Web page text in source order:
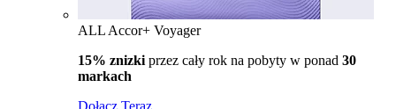
ALL Accor+ Voyager
15% znizki przez cały rok na pobyty w ponad 30
markach
Dołącz Teraz